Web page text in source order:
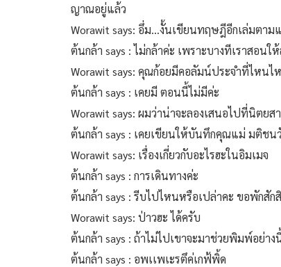
ญาณอยู่แล้ว
Worawit says: อึ่ม...งั้นเขียนทฤษฎีอีกเล่มตาม
ต้นกล้า says : ไม่กล้าค่ะ เพราะบางทีเราสอนใ
Worawit says: คุณก้อยมีคอลัมน์ประจำที่ไหนไ
ต้นกล้า says : เคยมี ตอนนี้ไม่มีค่ะ
Worawit says: ผมว่าน่าจะลองเสนอไปที่นิตย
ต้นกล้า says : เคยเขียนให้บันทึกคุณแม่ มติช
Worawit says: เรื่องเกี่ยวกับอะไรฮะในอิมเมจ
ต้นกล้า says : การเดินทางค่ะ
ต้นกล้า says : รีบไปไหนหรือเปล่าคะ ขอพักสั
Worawit says: ป่าวฮะ ได้ครับ
ต้นกล้า says : ถ้าไม่ไปเขาจะมาช่วยพิมพ์อย่าง
ต้นกล้า says : อพเเพเะรตึค่เกฟ้พิ้ด